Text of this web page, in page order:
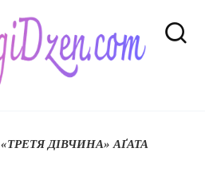
«ТРЕТЯ ДІВЧИНА» АҐАТА